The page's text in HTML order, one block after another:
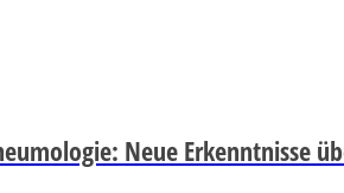
Neue Erkenntnisse